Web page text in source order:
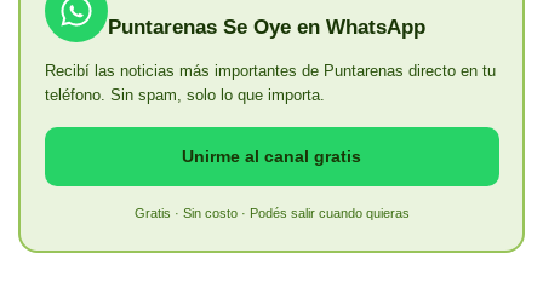
Puntarenas Se Oye en WhatsApp
Recibí las noticias más importantes de Puntarenas directo en tu
teléfono. Sin spam, solo lo que importa.
Unirme al canal gratis
Gratis · Sin costo · Podés salir cuando quieras